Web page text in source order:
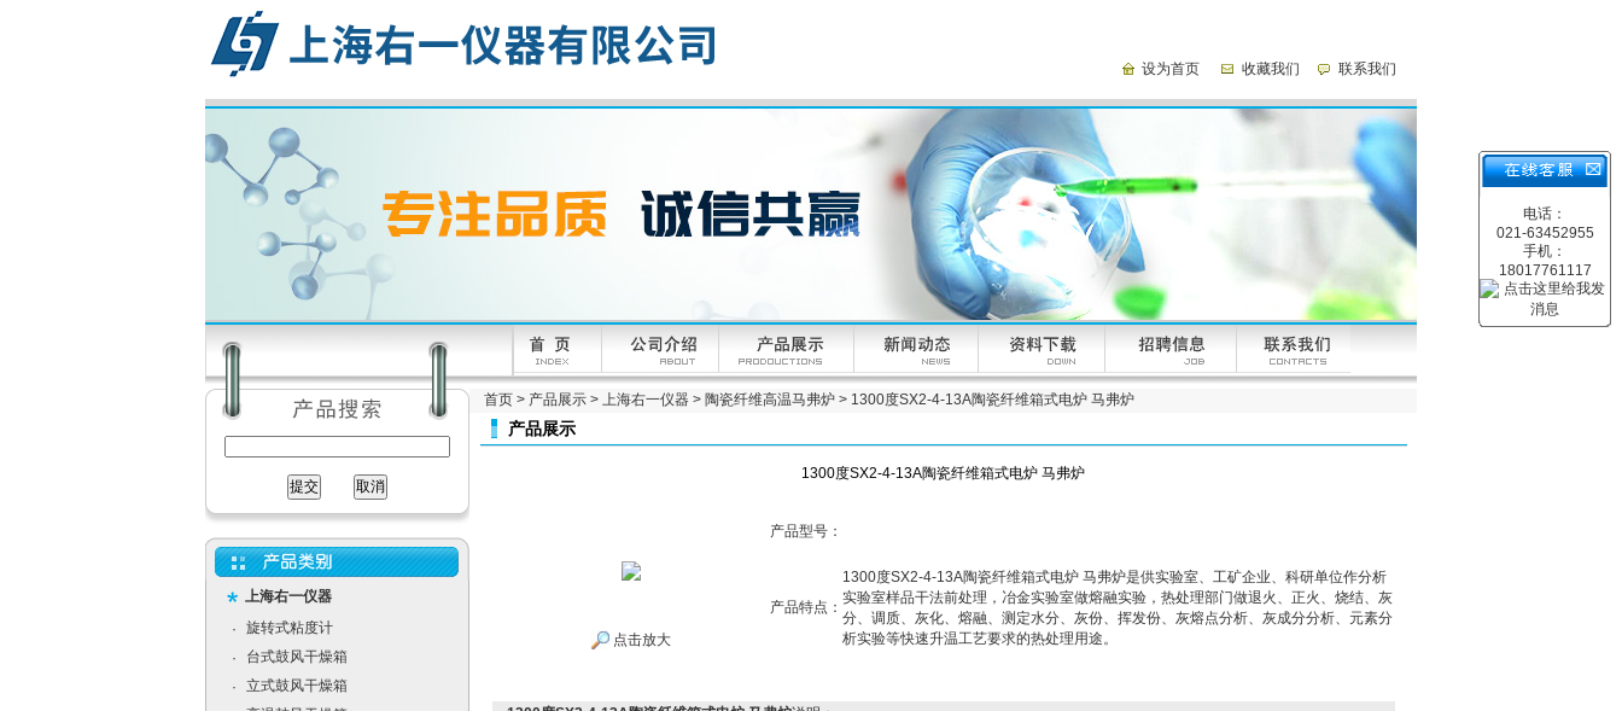
设为首页 收藏我们 联系我们
电话：
021-63452955
手机：
18017761117
上海右一仪器
·
旋转式粘度计
·
台式鼓风干燥箱
·
立式鼓风干燥箱
首页 > 产品展示 > 上海右一仪器 > 陶瓷纤维高温马弗炉 > 1300度SX2-4-13A陶瓷纤维箱式电炉 马弗炉
产品展示
1300度SX2-4-13A陶瓷纤维箱式电炉 马弗炉
点击放大
产品型号：
产品特点：
1300度SX2-4-13A陶瓷纤维箱式电炉 马弗炉是供实验室、工矿企业、科研单位作分析
实验室样品干法前处理，冶金实验室做熔融实验，热处理部门做退火、正火、烧结、灰
分、调质、灰化、熔融、测定水分、灰份、挥发份、灰熔点分析、灰成分分析、元素分
析实验等快速升温工艺要求的热处理用途。